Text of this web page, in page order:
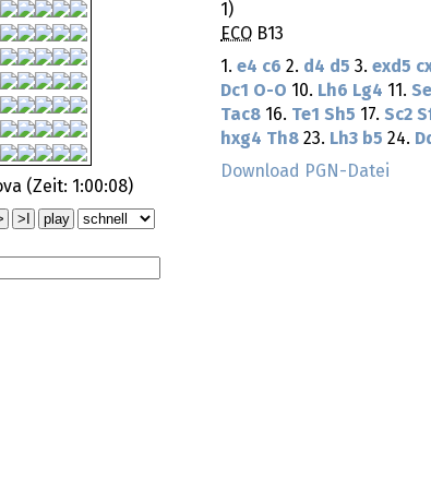
(Zeit: 1:00:08)
1)
ECO B13
1. e4 c6 2. d4 d5 3. exd5
Dc1 O-O 10. Lh6 Lg4 11.
Tac8 16. Te1 Sh5 17. Sc2
hxg4 Th8 23. Lh3 b5 24.
Download PGN-Datei